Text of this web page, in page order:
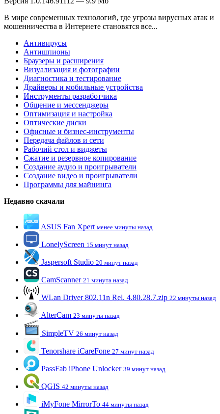
В мире современных технологий, где угрозы вирусных атак и
мошенничества в Интернете становятся все...
Антивирусы
Антишпионы
Браузеры и расширения
Визуализация и фотографии
Диагностика и тестирование
Драйверы и мобильные устройства
Инструменты разработчика
Общение и мессенджеры
Оптимизация и настройка
Оптические диски
Офисные и бизнес-инструменты
Передача файлов и сети
Рабочий стол и виджеты
Сжатие и резервное копирование
Создание аудио и проигрыватели
Создание видео и проигрыватели
Программы для майнинга
Недавно скачали
ASUS Fan Xpert менее минуты назад
LonelyScreen 15 минут назад
Jaspersoft Studio 20 минут назад
CamScanner 21 минута назад
WLan Driver 802.11n Rel. 4.80.28.7.zip 22 минуты назад
AlterCam 23 минуты назад
SimpleTV 26 минут назад
Tenorshare iCareFone 27 минут назад
PassFab iPhone Unlocker 39 минут назад
QGIS 42 минуты назад
iMyFone MirrorTo 44 минуты назад